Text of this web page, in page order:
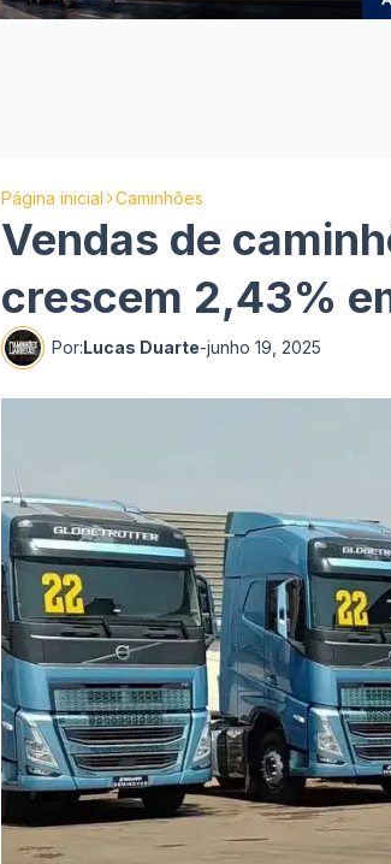
Página inicial Caminhões
Vendas de
crescem 2,43%
Por:Lucas Duarte-junho 19, 2025